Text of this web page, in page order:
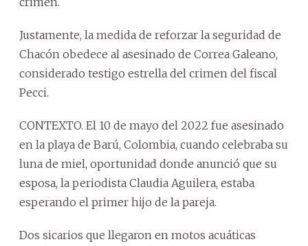
Justamente, la medida de reforzar la seguridad de
Chacón obedece al asesinado de Correa Galeano,
considerado testigo estrella del crimen del fiscal
Pecci.
CONTEXTO. El 10 de mayo del 2022 fue asesinado
en la playa de Barú, Colombia, cuando celebraba su
luna de miel, oportunidad donde anunció que su
esposa, la periodista Claudia Aguilera, estaba
esperando el primer hijo de la pareja.
Dos sicarios que llegaron en motos acuáticas